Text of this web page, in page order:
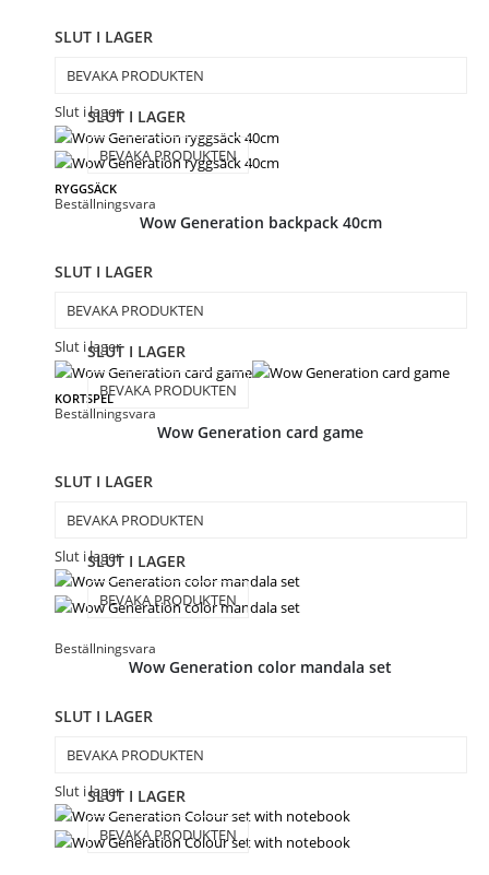
SLUT I LAGER
BEVAKA PRODUKTEN
Slut i lager
RYGGSÄCK
Beställningsvara
SLUT I LAGER
BEVAKA PRODUKTEN
Wow Generation backpack 40cm
SLUT I LAGER
BEVAKA PRODUKTEN
Slut i lager
KORTSPEL
Beställningsvara
SLUT I LAGER
BEVAKA PRODUKTEN
Wow Generation card game
SLUT I LAGER
BEVAKA PRODUKTEN
Slut i lager
Beställningsvara
SLUT I LAGER
BEVAKA PRODUKTEN
Wow Generation color mandala set
SLUT I LAGER
BEVAKA PRODUKTEN
Slut i lagerSLUT I LAGER
BEVAKA PRODUKTEN